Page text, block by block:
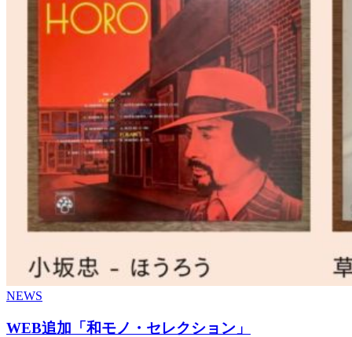
NEWS
WEB追加「和モノ・セレクション」